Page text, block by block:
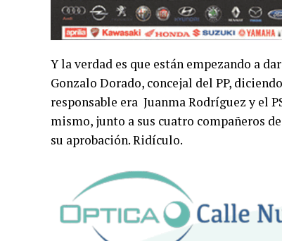
Y la verdad es que están empezando a
Gonzalo Dorado, concejal del PP,
responsable era Juanma Rodríguez y el
mismo, junto a sus cuatro compañeros
su aprobación. Ridículo.